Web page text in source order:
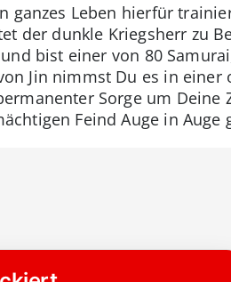
ganzes Leben hierfür
der dunkle Kriegsherr zu
bist einer von 80
Jin nimmst Du es in
Sorge um Deine
Feind Auge in Auge